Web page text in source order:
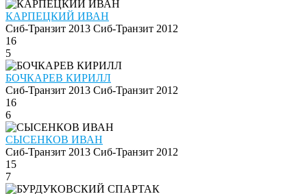
КАРПЕЦКИЙ ИВАН
Сиб-Транзит 2013 Сиб-Транзит 2012
16
5
БОЧКАРЕВ КИРИЛЛ
Сиб-Транзит 2013 Сиб-Транзит 2012
16
6
СЫСЕНКОВ ИВАН
Сиб-Транзит 2013 Сиб-Транзит 2012
15
7